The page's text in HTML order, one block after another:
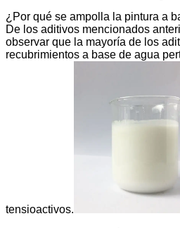
¿Por qué se ampolla la pintura a
De los aditivos mencionados
observar que la mayoría de los
recubrimientos a base de agua
tensioactivos.